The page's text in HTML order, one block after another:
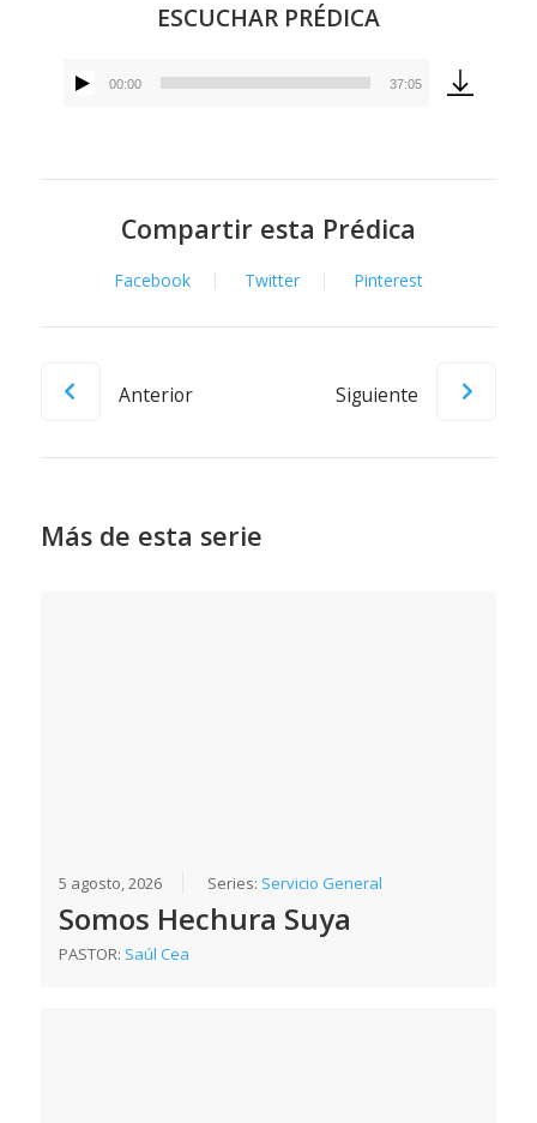
ESCUCHAR PRÉDICA
Reproductor
00:00 37:05
Compartir esta Prédica
Facebook Twitter Pinterest
Anterior Siguiente
Más de esta serie
5 agosto, 2026 Series: Servicio General
Somos Hechura Suya
PASTOR: Saúl Cea